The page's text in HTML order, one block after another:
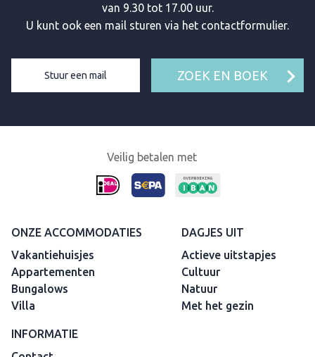
van 9.30 tot 17.00 uur.
U kunt ook een mail sturen via het contactformulier.
Stuur een mail ZOEK EN BOEK
Veilig betalen met
ONZE ACCOMMODATIES
Vakantiehuisjes
Appartementen
Bungalows
Villa
DAGJES UIT
Actieve uitstapjes
Cultuur
Natuur
Met het gezin
INFORMATIE